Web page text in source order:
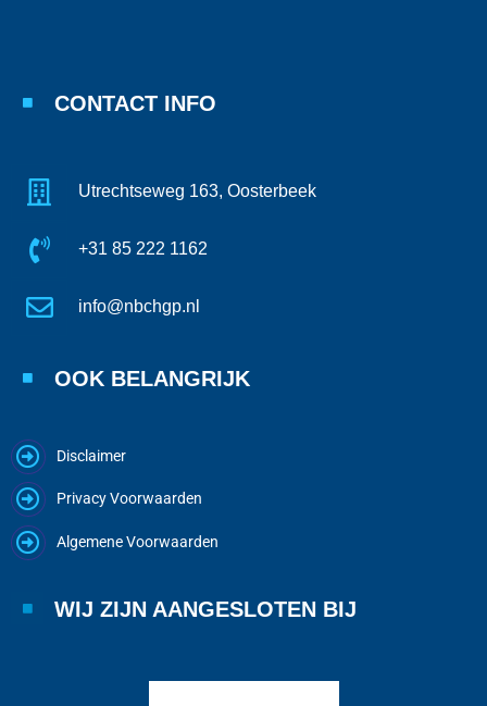
CONTACT INFO
Utrechtseweg 163, Oosterbeek
+31 85 222 1162
info@nbchgp.nl
OOK BELANGRIJK
Disclaimer
Privacy Voorwaarden
Algemene Voorwaarden
WIJ ZIJN AANGESLOTEN BIJ